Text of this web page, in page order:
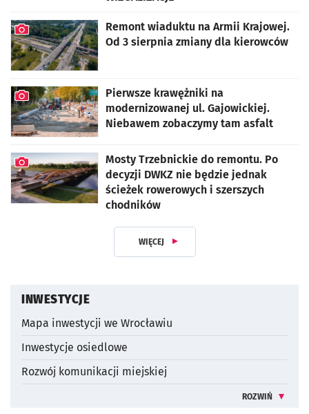
Remont wiaduktu na Armii Krajowej.
Od 3 sierpnia zmiany dla kierowców
Pierwsze krawężniki na
modernizowanej ul. Gajowickiej.
Niebawem zobaczymy tam asfalt
Mosty Trzebnickie do remontu. Po
decyzji DWKZ nie będzie jednak
ścieżek rowerowych i szerszych
chodników
WIĘCEJ Z DZIAŁUAKTUALNOŚCI
INWESTYCJE
Mapa inwestycji we Wrocławiu
Inwestycje osiedlowe
Rozwój komunikacji miejskiej
ROZWIŃ